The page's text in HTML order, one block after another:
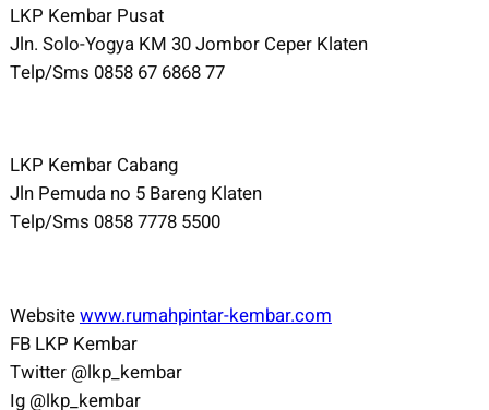
LKP Kembar Pusat
Jln. Solo-Yogya KM 30 Jombor Ceper Klaten
Telp/Sms 0858 67 6868 77
LKP Kembar Cabang
Jln Pemuda no 5 Bareng Klaten
Telp/Sms 0858 7778 5500
Websitewww.rumahpintar-kembar.com
FB LKP Kembar
Twitter @lkp_kembar
Ig @lkp_kembar